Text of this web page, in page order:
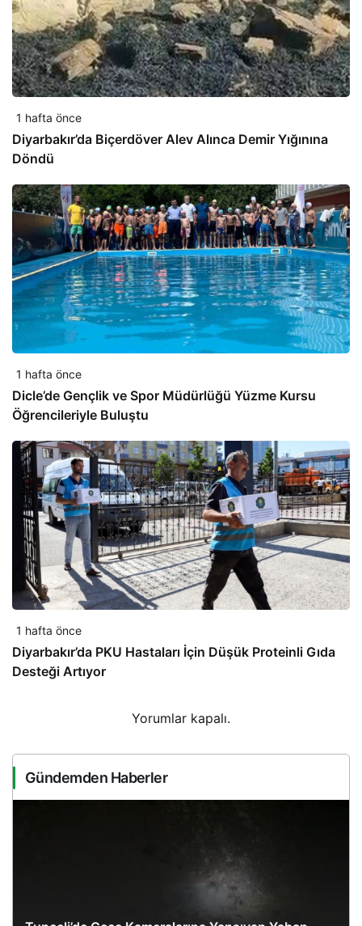
1 hafta önce
Diyarbakır’da Biçerdöver Alev Alınca Demir Yığınına
Döndü
1 hafta önce
Dicle’de Gençlik ve Spor Müdürlüğü Yüzme Kursu
Öğrencileriyle Buluştu
1 hafta önce
Diyarbakır’da PKU Hastaları İçin Düşük Proteinli Gıda
Desteği Artıyor
Yorumlar kapalı.
Gündemden Haberler